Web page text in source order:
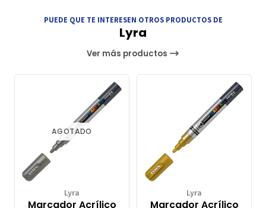
PUEDE QUE TE INTERESEN OTROS PRODUCTOS DE
Lyra
Ver más productos
AGOTADO
Lyra
Marcador Acrílico
Lyra
Marcador Acrílico